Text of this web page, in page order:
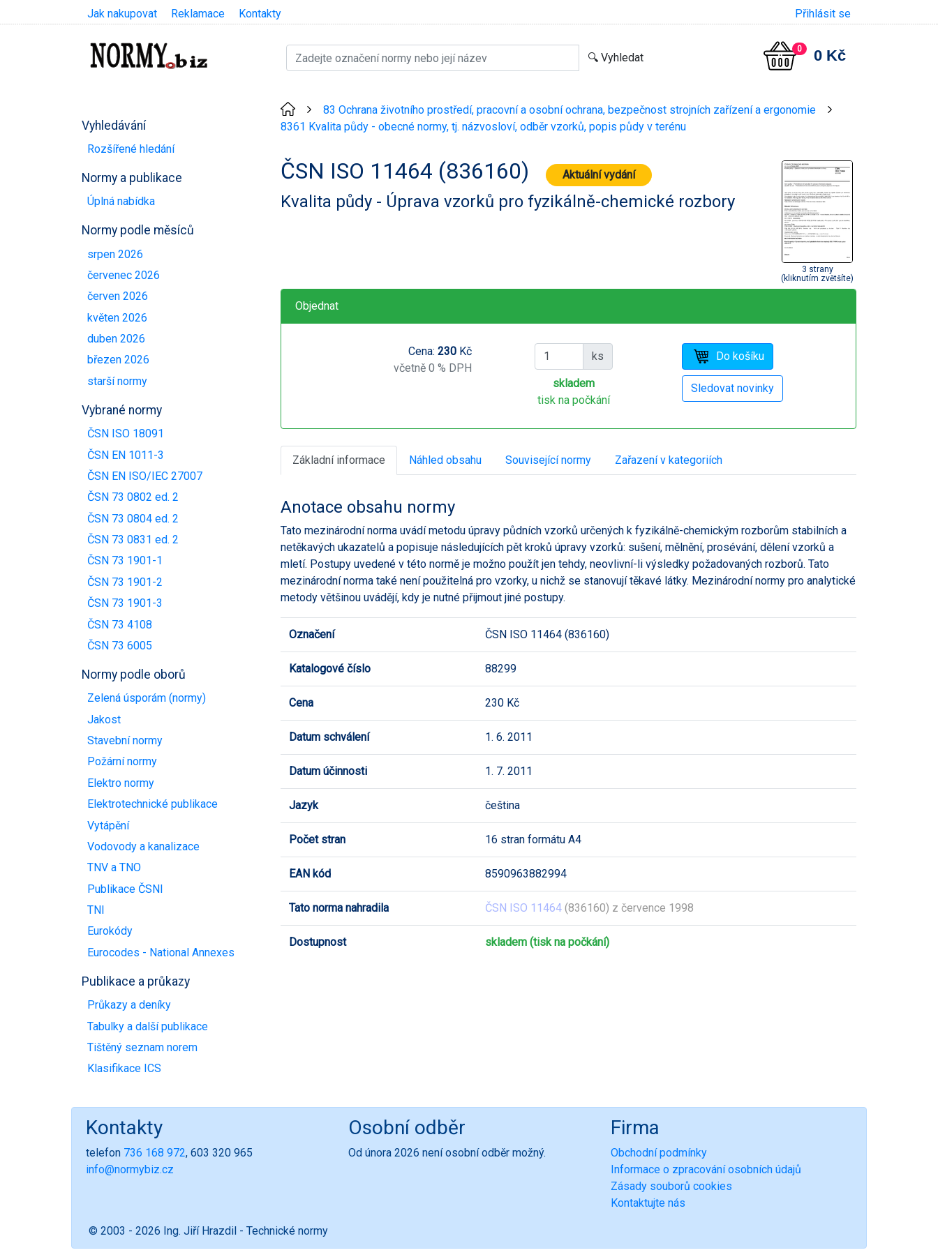
Jak nakupovat Reklamace Kontakty Přihlásit se
0 0 Kč
Vyhledávání
Rozšířené hledání
Normy a publikace
Úplná nabídka
Normy podle měsíců
srpen 2026
červenec 2026
červen 2026
květen 2026
duben 2026
březen 2026
starší normy
Vybrané normy
ČSN ISO 18091
ČSN EN 1011-3
ČSN EN ISO/IEC 27007
ČSN 73 0802 ed. 2
ČSN 73 0804 ed. 2
ČSN 73 0831 ed. 2
ČSN 73 1901-1
ČSN 73 1901-2
ČSN 73 1901-3
ČSN 73 4108
ČSN 73 6005
Normy podle oborů
Zelená úsporám (normy)
Jakost
Stavební normy
Požární normy
Elektro normy
Elektrotechnické publikace
Vytápění
Vodovody a kanalizace
TNV a TNO
Publikace ČSNI
TNI
Eurokódy
Eurocodes - National Annexes
Publikace a průkazy
Průkazy a deníky
Tabulky a další publikace
Tištěný seznam norem
Klasifikace ICS
83 Ochrana životního prostředí, pracovní a osobní ochrana, bezpečnost strojních zařízení a ergonomie
8361 Kvalita půdy - obecné normy, tj. názvosloví, odběr vzorků, popis půdy v terénu
ČSN ISO 11464 (836160) Aktuální vydání
Kvalita půdy - Úprava vzorků pro fyzikálně-chemické rozbory
3 strany
(kliknutím zvětšíte)
Objednat
Cena: 230Kč
včetně 0 % DPH
ks
skladem
tisk na počkání
Základní informace Náhled obsahu Související normy Zařazení v kategoriích
Anotace obsahu normy
Tato mezinárodní norma uvádí metodu úpravy půdních vzorků určených k fyzikálně-chemickým rozborům stabilních a
netěkavých ukazatelů a popisuje následujících pět kroků úpravy vzorků: sušení, mělnění, prosévání, dělení vzorků a
mletí. Postupy uvedené v této normě je možno použít jen tehdy, neovlivní-li výsledky požadovaných rozborů. Tato
mezinárodní norma také není použitelná pro vzorky, u nichž se stanovují těkavé látky. Mezinárodní normy pro analytické
metody většinou uvádějí, kdy je nutné přijmout jiné postupy.
Označení ČSN ISO 11464 (836160)
Katalogové číslo 88299
Cena 230 Kč
Datum schválení 1. 6. 2011
Datum účinnosti 1. 7. 2011
Jazyk čeština
Počet stran 16 stran formátu A4
EAN kód 8590963882994
Tato norma nahradila ČSN ISO 11464 (836160) z července 1998
Dostupnost skladem (tisk na počkání)
Kontakty
telefon 736 168 972, 603 320 965
info@normybiz.cz
Osobní odběr
Od února 2026 není osobní odběr možný.
Firma
Obchodní podmínky
Informace o zpracování osobních údajů
Zásady souborů cookies
Kontaktujte nás
© 2003 - 2026 Ing. Jiří Hrazdil - Technické normy